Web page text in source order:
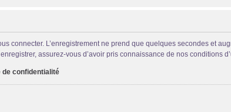
connecter. L’enregistrement ne prend que quelques secondes et
assurez-vous d’avoir pris connaissance de nos
de confidentialité